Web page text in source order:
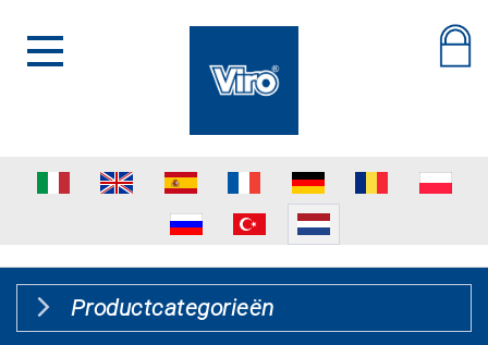
Productcategorieën